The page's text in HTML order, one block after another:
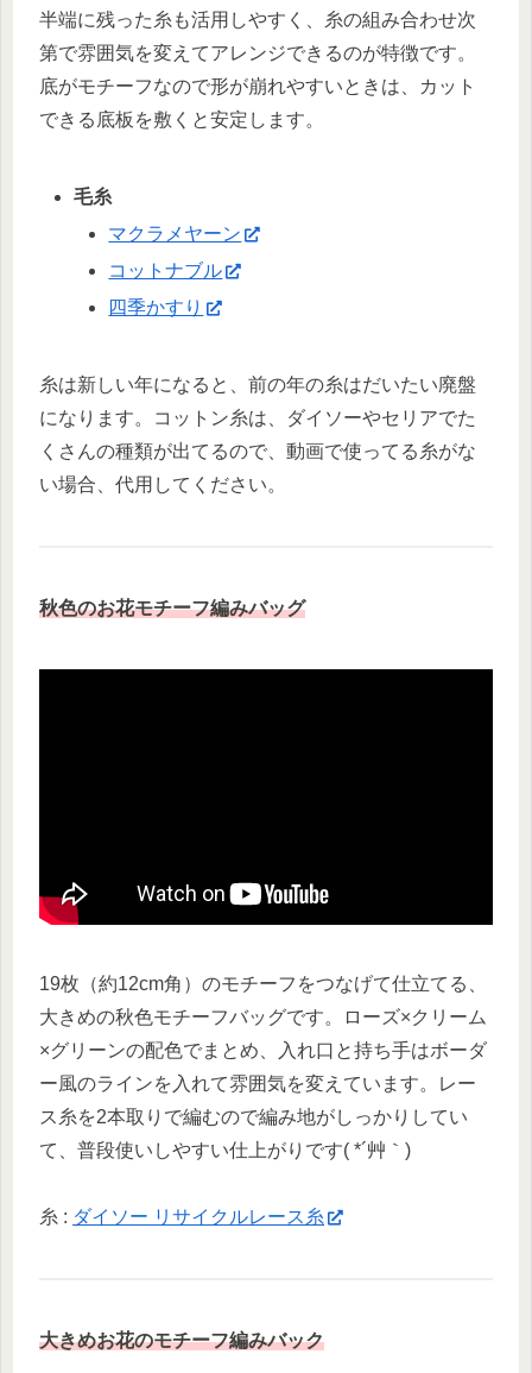
半端に残った糸も活用しやすく、糸の組み合わせ次
第で雰囲気を変えてアレンジできるのが特徴です。
底がモチーフなので形が崩れやすいときは、カット
できる底板を敷くと安定します。
毛糸
マクラメヤーン
コットナブル
四季かすり
糸は新しい年になると、前の年の糸はだいたい廃盤
になります。コットン糸は、ダイソーやセリアでた
くさんの種類が出てるので、動画で使ってる糸がな
い場合、代用してください。
秋色のお花モチーフ編みバッグ
19枚（約12cm角）のモチーフをつなげて仕立てる、
大きめの秋色モチーフバッグです。ローズ×クリーム
×グリーンの配色でまとめ、入れ口と持ち手はボーダ
ー風のラインを入れて雰囲気を変えています。レー
ス糸を2本取りで編むので編み地がしっかりしてい
て、普段使いしやすい仕上がりです( *´艸｀)
糸 : ダイソー リサイクルレース糸
大きめお花のモチーフ編みバック